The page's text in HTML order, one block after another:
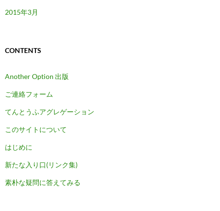
2015年3月
CONTENTS
Another Option 出版
ご連絡フォーム
てんとうふアグレゲーション
このサイトについて
はじめに
新たな入り口(リンク集)
素朴な疑問に答えてみる